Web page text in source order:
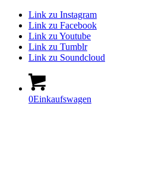
Link zu Instagram
Link zu Facebook
Link zu Youtube
Link zu Tumblr
Link zu Soundcloud
0Einkaufswagen